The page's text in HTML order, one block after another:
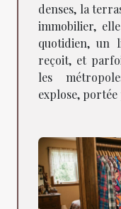
denses, la
immobilier,
quotidien, un
reçoit, et
les
explose, portée